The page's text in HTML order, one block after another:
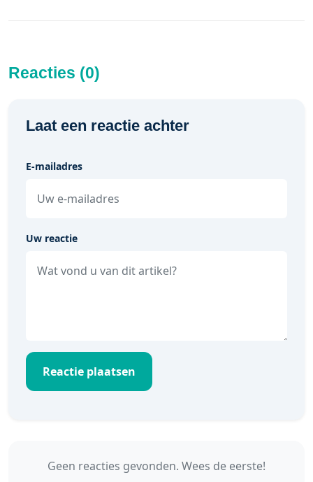
Reacties (0)
Laat een reactie achter
E-mailadres
Uw reactie
Reactie plaatsen
Geen reacties gevonden. Wees de eerste!